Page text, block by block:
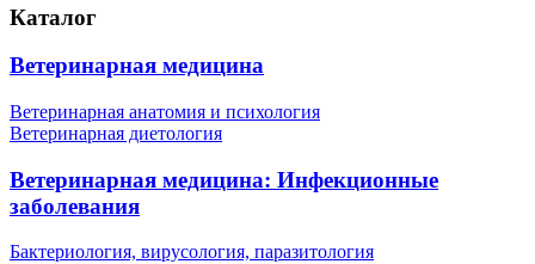
Каталог
Ветеринарная медицина
Ветеринарная анатомия и психология
Ветеринарная диетология
Ветеринарная медицина: Инфекционные
заболевания
Бактериология, вирусология, паразитология